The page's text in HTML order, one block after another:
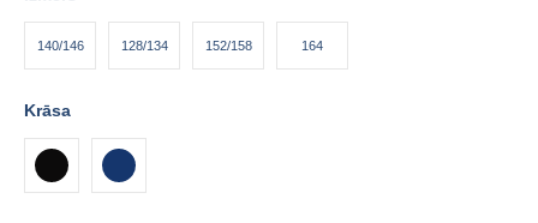
140/146 128/134 152/158 164
Krāsa
melna
tumši